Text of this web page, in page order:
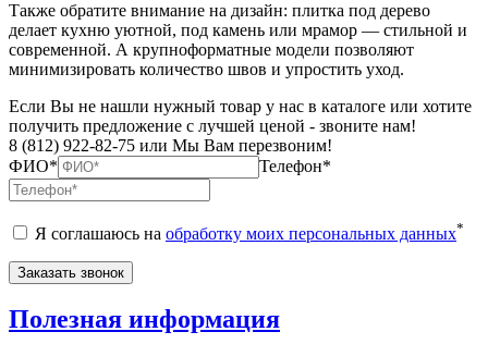
Также обратите внимание на дизайн: плитка под дерево
делает кухню уютной, под камень или мрамор — стильной и
современной. А крупноформатные модели позволяют
минимизировать количество швов и упростить уход.
Если Вы не нашли нужный товар у нас в каталоге или хотите
получить предложение с лучшей ценой - звоните нам!
8 (812) 922-82-75 или Мы Вам перезвоним!
ФИО*
Телефон*
Я соглашаюсь на обработку моих персональных данных*
Полезная информация